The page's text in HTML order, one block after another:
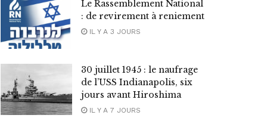
Le Rassemblement National
: de revirement à reniement
IL Y A 3 JOURS
30 juillet 1945 : le naufrage
de l’USS Indianapolis, six
jours avant Hiroshima
IL Y A 7 JOURS